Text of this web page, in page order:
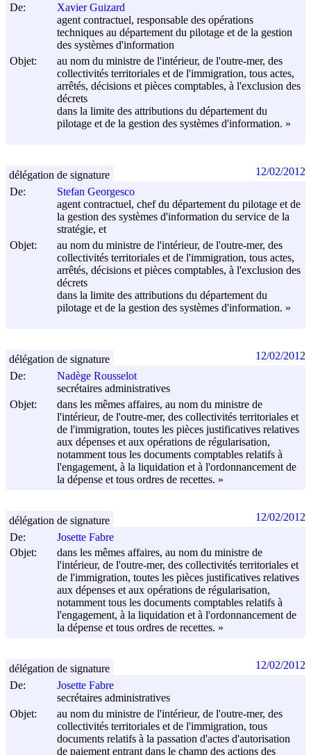
De:
Xavier Guizard
agent contractuel, responsable des opérations
techniques au département du pilotage et de la gestion
des systèmes d'information
Objet:
au nom du ministre de l'intérieur, de l'outre-mer, des
collectivités territoriales et de l'immigration, tous actes,
arrêtés, décisions et pièces comptables, à l'exclusion des
décrets
dans la limite des attributions du département du
pilotage et de la gestion des systèmes d'information. »
De:
Stefan Georgesco
agent contractuel, chef du département du pilotage et de
la gestion des systèmes d'information du service de la
stratégie, et
Objet:
au nom du ministre de l'intérieur, de l'outre-mer, des
collectivités territoriales et de l'immigration, tous actes,
arrêtés, décisions et pièces comptables, à l'exclusion des
décrets
dans la limite des attributions du département du
pilotage et de la gestion des systèmes d'information. »
délégation de signature 12/02/2012
De:
Nadège Rousselot
secrétaires administratives
Objet:
dans les mêmes affaires, au nom du ministre de
l'intérieur, de l'outre-mer, des collectivités territoriales et
de l'immigration, toutes les pièces justificatives relatives
aux dépenses et aux opérations de régularisation,
notamment tous les documents comptables relatifs à
l'engagement, à la liquidation et à l'ordonnancement de
la dépense et tous ordres de recettes. »
délégation de signature 12/02/2012
De:
Josette Fabre
Objet:
dans les mêmes affaires, au nom du ministre de
l'intérieur, de l'outre-mer, des collectivités territoriales et
de l'immigration, toutes les pièces justificatives relatives
aux dépenses et aux opérations de régularisation,
notamment tous les documents comptables relatifs à
l'engagement, à la liquidation et à l'ordonnancement de
la dépense et tous ordres de recettes. »
délégation de signature 12/02/2012
De:
Josette Fabre
secrétaires administratives
Objet:
au nom du ministre de l'intérieur, de l'outre-mer, des
collectivités territoriales et de l'immigration, tous
documents relatifs à la passation d'actes d'autorisation
de paiement entrant dans le champ des actions des
délégation de signature 12/02/2012